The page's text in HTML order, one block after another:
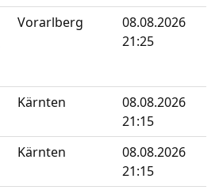
Vorarlberg
08.08.2026
21:25
Kärnten
08.08.2026
21:15
Kärnten
08.08.2026
21:15